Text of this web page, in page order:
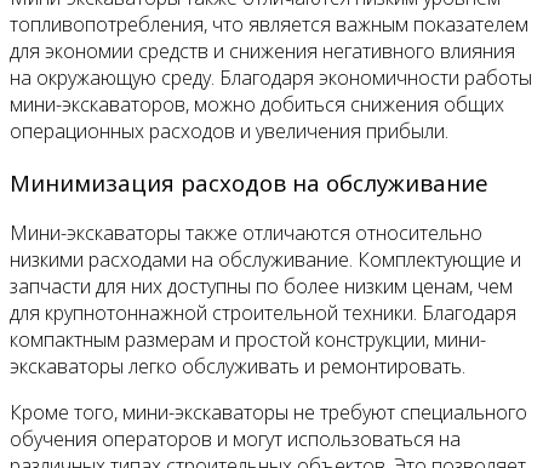
топливопотребления, что является важным показателем
для экономии средств и снижения негативного влияния
на окружающую среду. Благодаря экономичности работы
мини-экскаваторов, можно добиться снижения общих
операционных расходов и увеличения прибыли.
Минимизация расходов на обслуживание
Мини-экскаваторы также отличаются относительно
низкими расходами на обслуживание. Комплектующие и
запчасти для них доступны по более низким ценам, чем
для крупнотоннажной строительной техники. Благодаря
компактным размерам и простой конструкции, мини-
экскаваторы легко обслуживать и ремонтировать.
Кроме того, мини-экскаваторы не требуют специального
обучения операторов и могут использоваться на